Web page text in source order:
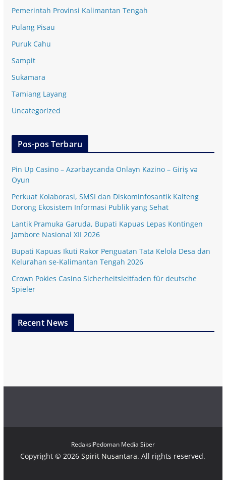
Pemerintah Provinsi Kalimantan Tengah
Pulang Pisau
Puruk Cahu
Sampit
Sukamara
Tamiang Layang
Uncategorized
Pos-pos Terbaru
Pin Up Casino – Azərbaycanda Onlayn Kazino – Giriş və
Oyun
Perkuat Kolaborasi, SMSI dan Diskominfosantik Kalteng
Dorong Ekosistem Informasi Publik yang Sehat
Lantik Pramuka Garuda, Bupati Kapuas Lepas Kontingen
Jambore Nasional XII 2026
Bupati Kapuas Ikuti Rakor Penguatan Tata Kelola Desa dan
Kelurahan se-Kalimantan Tengah 2026
Crown Pokies Casino Sicherheitsleitfaden für deutsche
Spieler
Recent News
RedaksiPedoman Media Siber
Copyright © 2026Spirit Nusantara. All rights reserved.